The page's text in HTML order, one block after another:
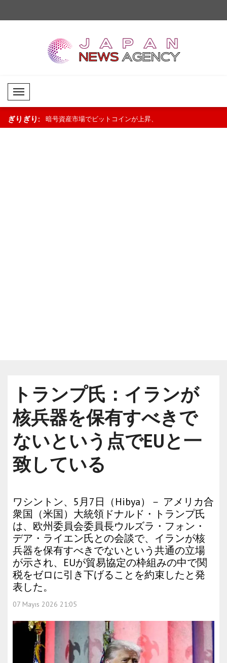
Mobil Menü
ぎりぎり:
ットフォー 暗号資産市場でビットコインが上昇、
トランプ氏：イランが
核兵器を保有すべきで
ないという点でEUと一
致している
ワシントン、5月7日（Hibya）－ アメリカ合
衆国（米国）大統領ドナルド・トランプ氏
は、欧州委員会委員長ウルズラ・フォン・
デア・ライエン氏との会談で、イランが核
兵器を保有すべきでないという共通の立場
が示され、EUが貿易協定の枠組みの中で関
税をゼロに引き下げることを約束したと発
表した。
07 Mayıs 2026 21:05